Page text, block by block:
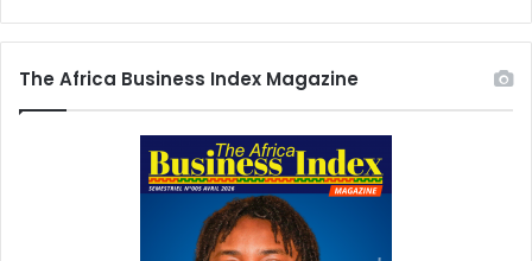
The Africa Business Index Magazine